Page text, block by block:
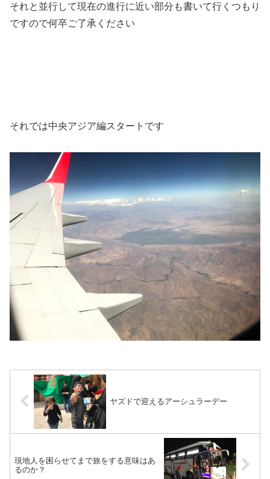
それと並行して現在の進行に近い部分も書いて行くつもり
ですので何卒ご了承ください
それでは中央アジア編スタートです
ヤズドで迎えるアーシュラーデー
現地人を困らせてまで旅をする意味はあ
るのか？